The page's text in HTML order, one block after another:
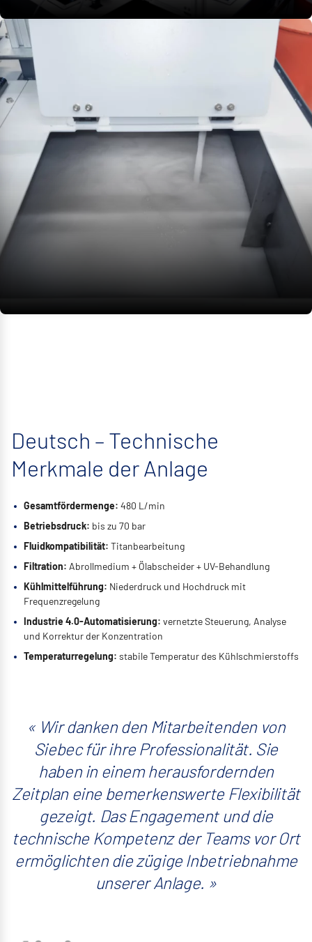
Deutsch – Technische
Merkmale der Anlage
Gesamtfördermenge: 480 L/min
Betriebsdruck: bis zu 70 bar
Fluidkompatibilität: Titanbearbeitung
Filtration: Abrollmedium + Ölabscheider + UV-Behandlung
Kühlmittelführung: Niederdruck und Hochdruck mit
Frequenzregelung
Industrie 4.0-Automatisierung: vernetzte Steuerung, Analyse
und Korrektur der Konzentration
Temperaturregelung: stabile Temperatur des Kühlschmierstoffs
Wir danken den Mitarbeitenden von
Siebec für ihre Professionalität. Sie
haben in einem herausfordernden
Zeitplan eine bemerkenswerte Flexibilität
gezeigt. Das Engagement und die
technische Kompetenz der Teams vor Ort
ermöglichten die zügige Inbetriebnahme
unserer Anlage.